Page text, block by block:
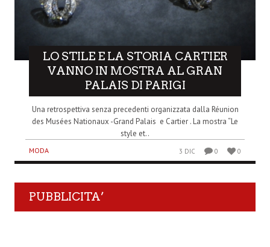
LO STILE E LA STORIA CARTIER
VANNO IN MOSTRA AL GRAN
PALAIS DI PARIGI
Una retrospettiva senza precedenti organizzata dalla Réunion
des Musées Nationaux -Grand Palais e Cartier . La mostra “Le
style et..
MODA 3 DIC 0 0
PUBBLICITA’